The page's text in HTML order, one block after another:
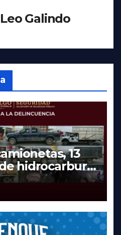
Leo Galindo
13
hidrocarburo
robados en